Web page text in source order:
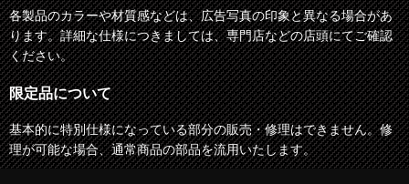
各製品のカラーや材質感などは、広告写真の印象と異なる場合があ
ります。詳細な仕様につきましては、専門店などの店頭にてご確認
ください。
限定品について
基本的に特別仕様になっている部分の販売・修理はできません。修
理が可能な場合、通常商品の部品を流用いたします。